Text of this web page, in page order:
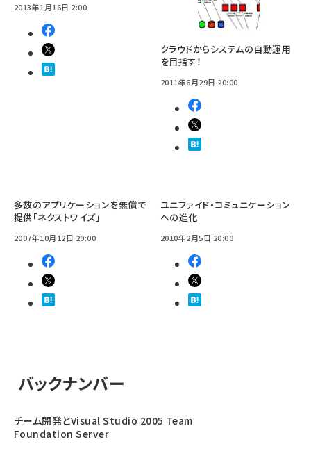
2013年1月16日 2:00
クラウドからシステムの自動運用
を目指す！
2011年6月29日 20:00
多数のアプリケーションを無償で
提供「ネクストワイズ」
2007年10月12日 20:00
ユニファイド・コミュニケーション
への進化
2010年2月5日 20:00
バックナンバー
チーム開発とVisual Studio 2005 Team
Foundation Server